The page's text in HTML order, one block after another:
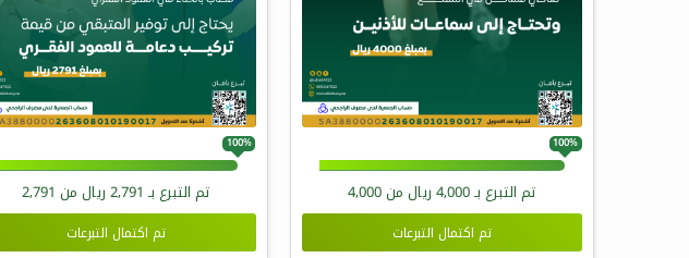
100%
تم التبرع بـ4,000ريال من4,000
تم اكتمال التبرعات
100%
تم التبرع بـ 2,791ريال من 2,791
تم اكتمال التبرعات